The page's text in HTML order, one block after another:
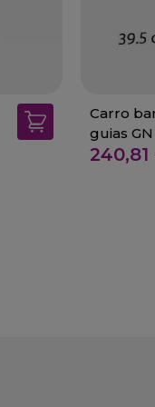
Carro
guias GN